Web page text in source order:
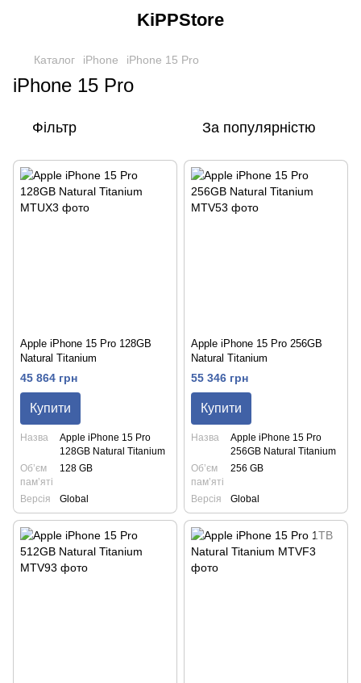
KiPPStore
Каталог iPhone iPhone 15 Pro
iPhone 15 Pro
Фільтр За популярністю
Apple iPhone 15 Pro 128GB
Natural Titanium
45 864 грн
Купити
Назва
Apple iPhone 15 Pro
128GB Natural Titanium
Обʼєм
памʼяті
128 GB
Версія Global
Apple iPhone 15 Pro 256GB
Natural Titanium
55 346 грн
Купити
Назва
Apple iPhone 15 Pro
256GB Natural Titanium
Обʼєм
памʼяті
256 GB
Версія Global